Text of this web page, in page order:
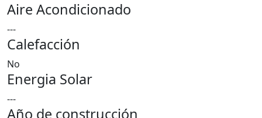
Aire Acondicionado
---
Calefacción
No
Energia Solar
---
Año de construcción